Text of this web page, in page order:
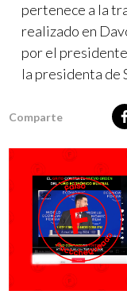
pertenece a la
realizado en
por el
la presidenta de
Comparte